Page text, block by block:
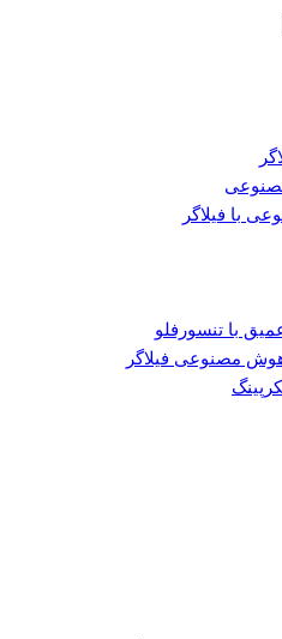
با فیلاگر
با تنسورفلو
مصنوعی فیلاگر